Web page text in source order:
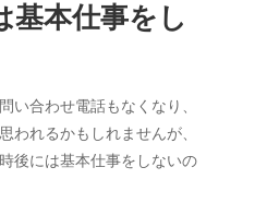
基本仕事をし
い合わせ電話もなくなり、
われるかもしれませんが、
後には基本仕事をしないの